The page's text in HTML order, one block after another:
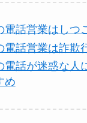
電話営業はしつ
電話営業は詐欺
電話が迷惑な人
め